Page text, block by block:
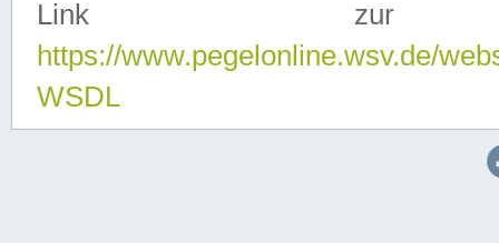
Link zur
https://www.pegelonline.wsv.de/
WSDL